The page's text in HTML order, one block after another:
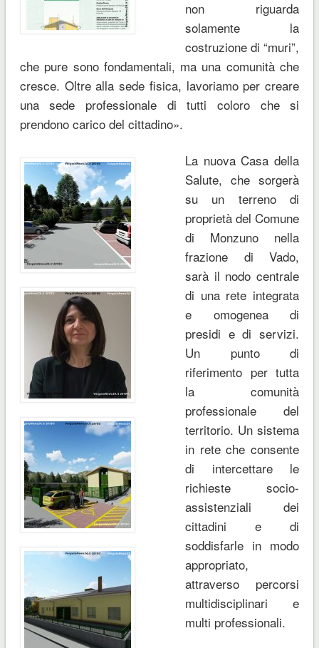
non riguarda
solamente la
costruzione di “muri”,
che pure sono fondamentali, ma una comunità che
cresce. Oltre alla sede fisica, lavoriamo per creare
una sede professionale di tutti coloro che si
prendono carico del cittadino».
La nuova Casa della
Salute, che sorgerà
su un terreno di
proprietà del Comune
di Monzuno nella
frazione di Vado,
sarà il nodo centrale
di una rete integrata
e omogenea di
presidi e di servizi.
Un punto di
riferimento per tutta
la comunità
professionale del
territorio. Un sistema
in rete che consente
di intercettare le
richieste socio-
assistenziali dei
cittadini e di
soddisfarle in modo
appropriato,
attraverso percorsi
multidisciplinari e
multi professionali.